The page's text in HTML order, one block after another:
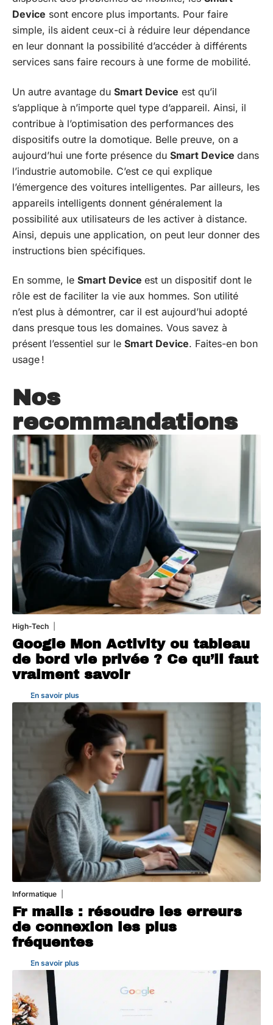
Device sont encore plus importants. Pour faire
simple, ils aident ceux-ci à réduire leur dépendance
en leur donnant la possibilité d’accéder à différents
services sans faire recours à une forme de mobilité.
Un autre avantage du Smart Device est qu’il
s’applique à n’importe quel type d’appareil. Ainsi, il
contribue à l’optimisation des performances des
dispositifs outre la domotique. Belle preuve, on a
aujourd’hui une forte présence du Smart Device dans
l’industrie automobile. C’est ce qui explique
l’émergence des voitures intelligentes. Par ailleurs, les
appareils intelligents donnent généralement la
possibilité aux utilisateurs de les activer à distance.
Ainsi, depuis une application, on peut leur donner des
instructions bien spécifiques.
En somme, le Smart Device est un dispositif dont le
rôle est de faciliter la vie aux hommes. Son utilité
n’est plus à démontrer, car il est aujourd’hui adopté
dans presque tous les domaines. Vous savez à
présent l’essentiel sur le Smart Device. Faites-en bon
usage !
Nos
recommandations
High-Tech
Google Mon Activity ou tableau
de bord vie privée ? Ce qu’il faut
vraiment savoir
En savoir plus
Informatique
Fr mails : résoudre les erreurs
de connexion les plus
fréquentes
En savoir plus